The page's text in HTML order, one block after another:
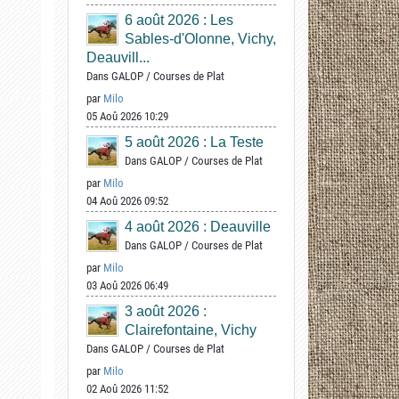
6 août 2026 : Les
Sables-d'Olonne, Vichy,
Deauvill...
Dans GALOP / Courses de Plat
par Milo
05 Aoû 2026 10:29
5 août 2026 : La Teste
Dans GALOP / Courses de Plat
par Milo
04 Aoû 2026 09:52
4 août 2026 : Deauville
Dans GALOP / Courses de Plat
par Milo
03 Aoû 2026 06:49
3 août 2026 :
Clairefontaine, Vichy
Dans GALOP / Courses de Plat
par Milo
02 Aoû 2026 11:52